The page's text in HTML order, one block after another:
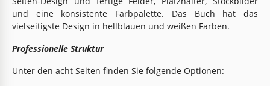
und eine konsistente Farbpalette. Das Buch hat das
vielseitigste Design in hellblauen und weißen Farben.
Professionelle Struktur
Unter den acht Seiten finden Sie folgende Optionen: